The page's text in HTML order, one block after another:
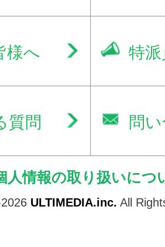
様へ 特
質問 問
人情報の取り扱いにつ
ULTIMEDIA.inc. All